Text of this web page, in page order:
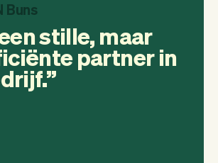
Buns
stille, maar
partner in